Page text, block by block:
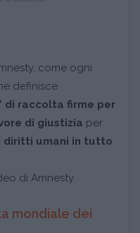
come ogni
definisce
di raccolta firme per
di giustizia per
diritti umani in tutto
di Amnesty
mondiale dei